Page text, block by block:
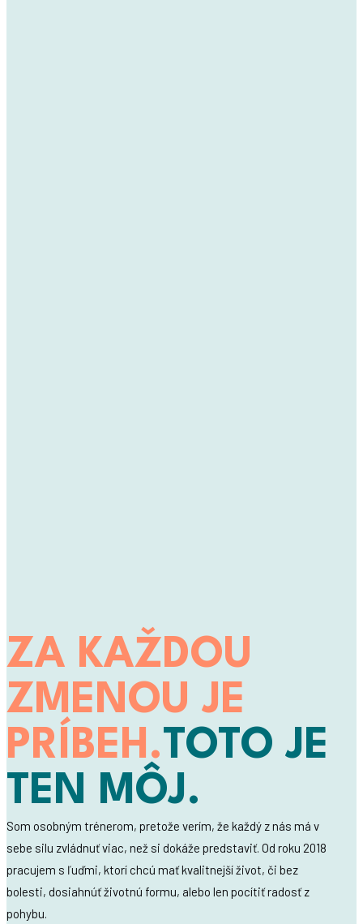
ZA KAŽDOU
ZMENOU JE
PRÍBEH.TOTO JE
TEN MÔJ.
Som osobným trénerom, pretože verím, že každý z nás má v
sebe silu zvládnuť viac, než si dokáže predstaviť. Od roku 2018
pracujem s ľuďmi, ktorí chcú mať kvalitnejší život, či bez
bolesti, dosiahnúť životnú formu, alebo len pocítiť radosť z
pohybu.